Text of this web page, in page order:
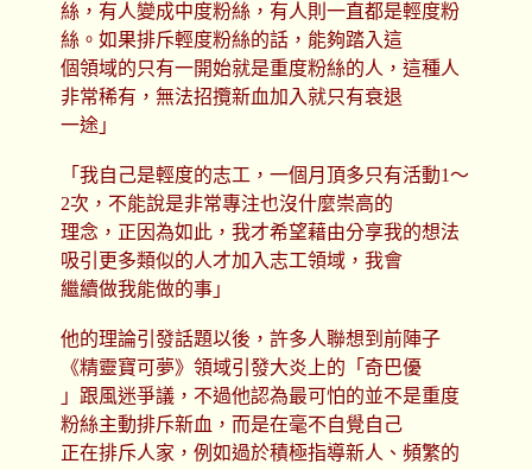
絲，有人變成中度粉絲，有人則一直都是輕度粉
絲。如果排斥輕度粉絲的話，能夠踏入這
個領域的只有一開始就是重度粉絲的人，這種人
非常稀有，無法招攬新血加入就只有衰退
一途」
「我自己是輕度的志工，一個月頂多只有活動1～
2次，不能說是非常專注也沒什麼崇高的
理念，正因為如此，我才希望藉由分享我的想法
吸引更多類似的人才加入志工領域，我會
繼續做我能做的事」
他的理論引發話題以後，許多人聯想到前陣子
《精靈寶可夢》領域引發大炎上的「奇巴優
」跟風迷爭議，不過他認為最可怕的並不是重度
粉絲主動排斥新血，而是在毫不自覺自己
正在排斥人家，例如過於積極指導新人、頻繁的